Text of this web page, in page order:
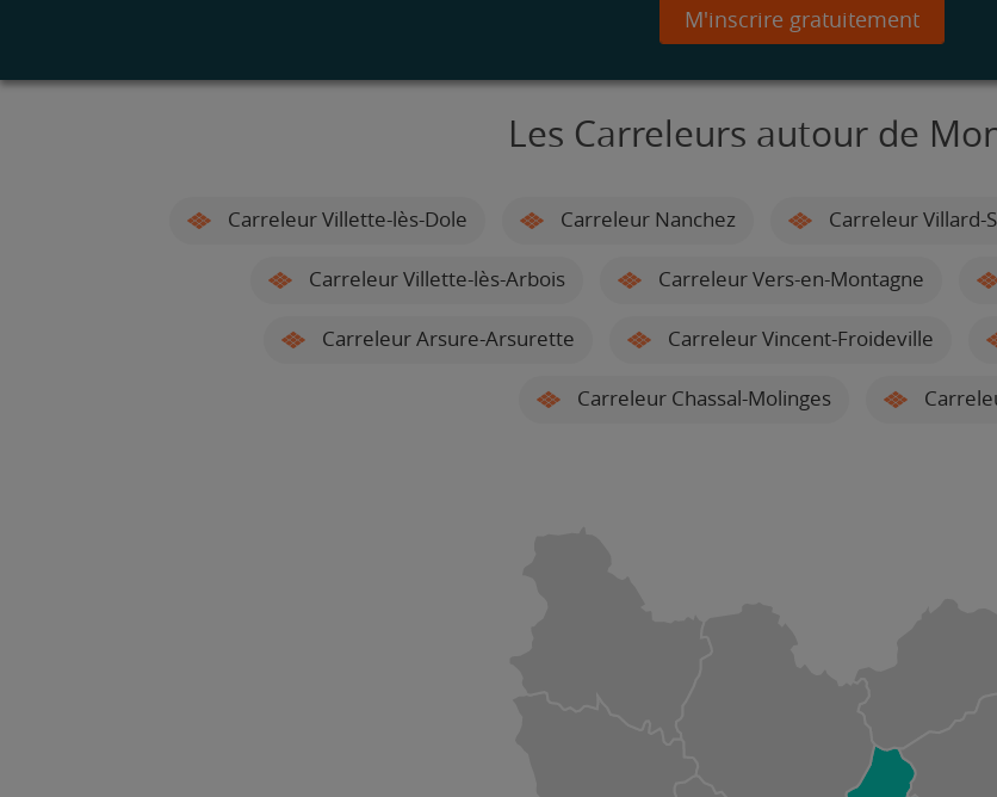
M'inscrire gratuitement
Les Carreleurs autour de
Carreleur Villette-lès-Dole Carreleur Nanchez Carreleur Villard-
Carreleur Villette-lès-Arbois Carreleur Vers-en-Montagne
Carreleur Arsure-Arsurette Carreleur Vincent-Froideville
Carreleur Chassal-Molinges